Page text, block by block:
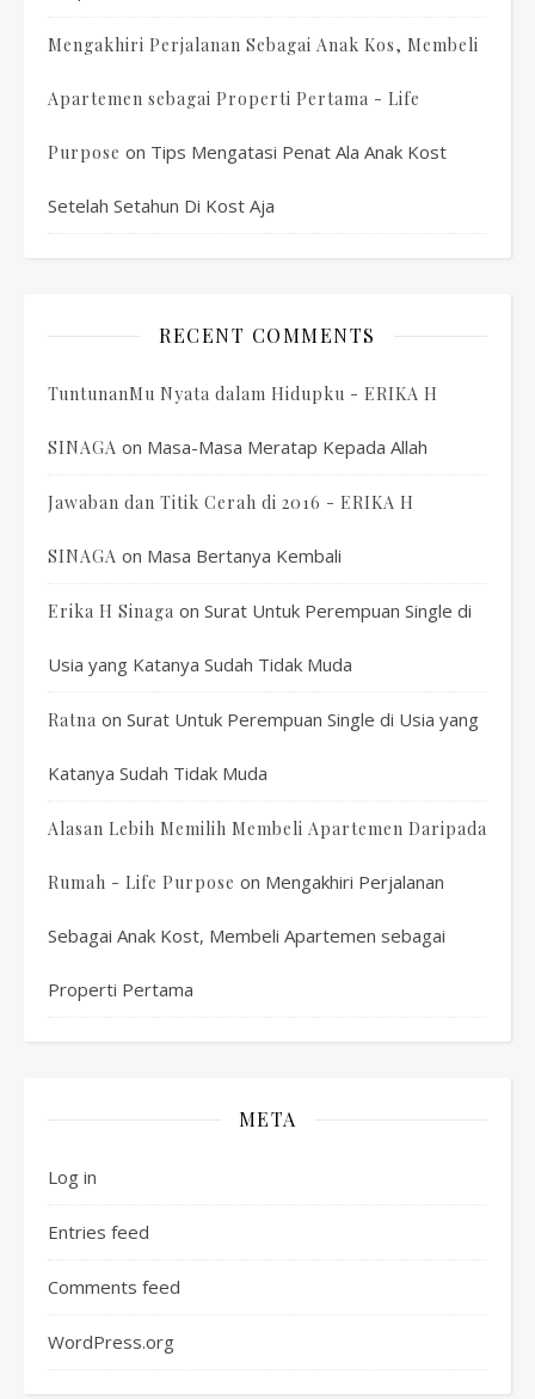
Mengakhiri Perjalanan Sebagai Anak Kos, Membeli
Apartemen sebagai Properti Pertama - Life
Purpose on Tips Mengatasi Penat Ala Anak Kost
Setelah Setahun Di Kost Aja
RECENT COMMENTS
TuntunanMu Nyata dalam Hidupku - ERIKA H
SINAGA on Masa-Masa Meratap Kepada Allah
Jawaban dan Titik Cerah di 2016 - ERIKA H
SINAGA on Masa Bertanya Kembali
Erika H Sinaga on Surat Untuk Perempuan Single di
Usia yang Katanya Sudah Tidak Muda
Ratna on Surat Untuk Perempuan Single di Usia yang
Katanya Sudah Tidak Muda
Alasan Lebih Memilih Membeli Apartemen Daripada
Rumah - Life Purpose on Mengakhiri Perjalanan
Sebagai Anak Kost, Membeli Apartemen sebagai
Properti Pertama
META
Log in
Entries feed
Comments feed
WordPress.org